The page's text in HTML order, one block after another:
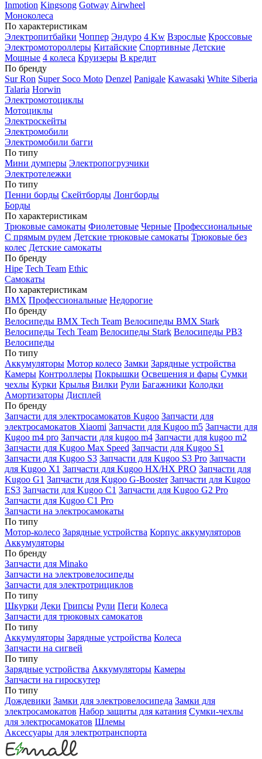
Inmotion Kingsong Gotway Airwheel
Моноколеса
По характеристикам
Электропитбайки Чоппер Эндуро 4 Kw Взрослые Кроссовые
Электромотороллеры Китайские Спортивные Детские
Мощные 4 колеса Круизеры В кредит
По бренду
Sur Ron Super Soco Moto Denzel Panigale Kawasaki White Siberia
Talaria Horwin
Электромотоциклы
Мотоциклы
Электроскейты
Электромобили
Электромобили багги
По типу
Мини думперы Электропогрузчики
Электротележки
По типу
Пенни борды Скейтборды Лонгборды
Борды
По характеристикам
Трюковые самокаты Фиолетовые Черные Профессиональные
С прямым рулем Детские трюковые самокаты Трюковые без
колес Детские самокаты
По бренду
Hipe Tech Team Ethic
Самокаты
По характеристикам
BMX Профессиональные Недорогие
По бренду
Велосипеды BMX Tech Team Велосипеды BMX Stark
Велосипеды Tech Team Велосипеды Stark Велосипеды РВЗ
Велосипеды
По типу
Аккумуляторы Мотор колесо Замки Зарядные устройства
Камеры Контроллеры Покрышки Освещения и фары Сумки
чехлы Курки Крылья Вилки Рули Багажники Колодки
Амортизаторы Дисплей
По бренду
Запчасти для электросамокатов Kugoo Запчасти для
электросамокатов Xiaomi Запчасти для Kugoo m5 Запчасти для
Кugoo m4 pro Запчасти для kugoo m4 Запчасти для kugoo m2
Запчасти для Kugoo Max Speed Запчасти для Kugoo S1
Запчасти для Kugoo S3 Запчасти для Kugoo S3 Pro Запчасти
для Kugoo X1 Запчасти для Kugoo HX/HX PRO Запчасти для
Kugoo G1 Запчасти для Kugoo G-Booster Запчасти для Kugoo
ES3 Запчасти для Kugoo C1 Запчасти для Kugoo G2 Pro
Запчасти для Kugoo C1 Pro
Запчасти на электросамокаты
По типу
Мотор-колесо Зарядные устройства Корпус аккумуляторов
Аккумуляторы
По бренду
Запчасти для Minako
Запчасти на электровелосипеды
Запчасти для электротрициклов
По типу
Шкурки Деки Грипсы Рули Пеги Колеса
Запчасти для трюковых самокатов
По типу
Аккумуляторы Зарядные устройства Колеса
Запчасти на сигвей
По типу
Зарядные устройства Аккумуляторы Камеры
Запчасти на гироскутер
По типу
Дождевики Замки для электровелосипеда Замки для
электросамокатов Набор защиты для катания Сумки-чехлы
для электросамокатов Шлемы
Аксессуары для электротранспорта